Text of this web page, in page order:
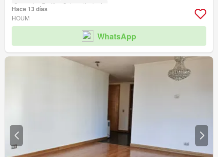
Conserje
Parilla Sala polivalente
Hace 13 días
HOUM
WhatsApp